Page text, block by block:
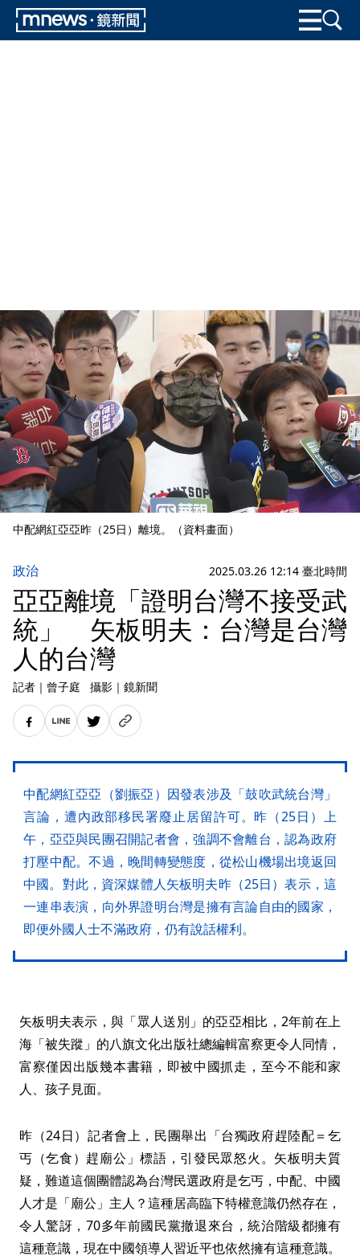
中配網紅亞亞昨（25日）離境。（資料畫面）
政治 2025.03.26 12:14 臺北時間
亞亞離境「證明台灣不接受武
統」 矢板明夫：台灣是台灣
人的台灣
記者 ｜ 曾子庭 攝影 ｜ 鏡新聞
中配網紅亞亞（劉振亞）因發表涉及「鼓吹武統台灣」
言論，遭內政部移民署廢止居留許可。昨（25日）上
午，亞亞與民團召開記者會，強調不會離台，認為政府
打壓中配。不過，晚間轉變態度，從松山機場出境返回
中國。對此，資深媒體人矢板明夫昨（25日）表示，這
一連串表演，向外界證明台灣是擁有言論自由的國家，
即便外國人士不滿政府，仍有說話權利。
矢板明夫表示，與「眾人送別」的亞亞相比，2年前在上
海「被失蹤」的八旗文化出版社總編輯富察更令人同情，
富察僅因出版幾本書籍，即被中國抓走，至今不能和家
人、孩子見面。
昨（24日）記者會上，民團舉出「台獨政府趕陸配＝乞
丐（乞食）趕廟公」標語，引發民眾怒火。矢板明夫質
疑，難道這個團體認為台灣民選政府是乞丐，中配、中國
人才是「廟公」主人？這種居高臨下特權意識仍然存在，
令人驚訝，70多年前國民黨撤退來台，統治階級都擁有
這種意識，現在中國領導人習近平也依然擁有這種意識。